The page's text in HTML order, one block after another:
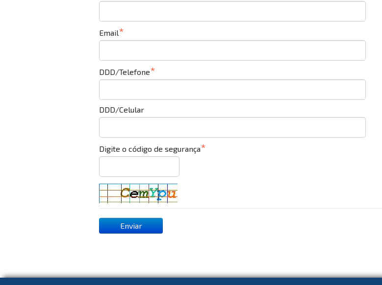
Email
DDD/Telefone
DDD/Celular
Digite o código de segurança
Enviar